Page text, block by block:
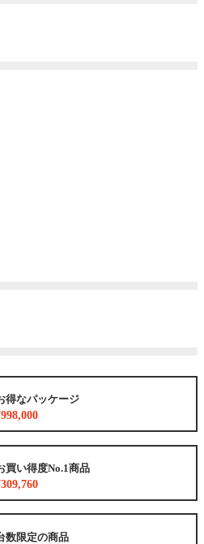
得なパッケージ
買い得度No.1商品
数限定の商品